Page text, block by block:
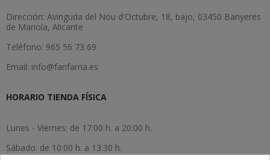
Dirección: Avinguda del Nou d'Octubre, 18, bajo, 03450 Banyeres
de Mariola, Alicante
Teléfono: 965 56 73 69
Email: info@fanfarria.es
HORARIO TIENDA FÍSICA
Lunes - Viernes: de 17:00 h. a 20:00 h.
Sábado: de 10:00 h. a 13:30 h.